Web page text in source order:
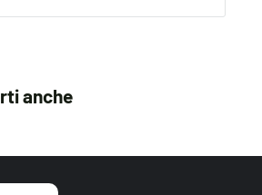
anche